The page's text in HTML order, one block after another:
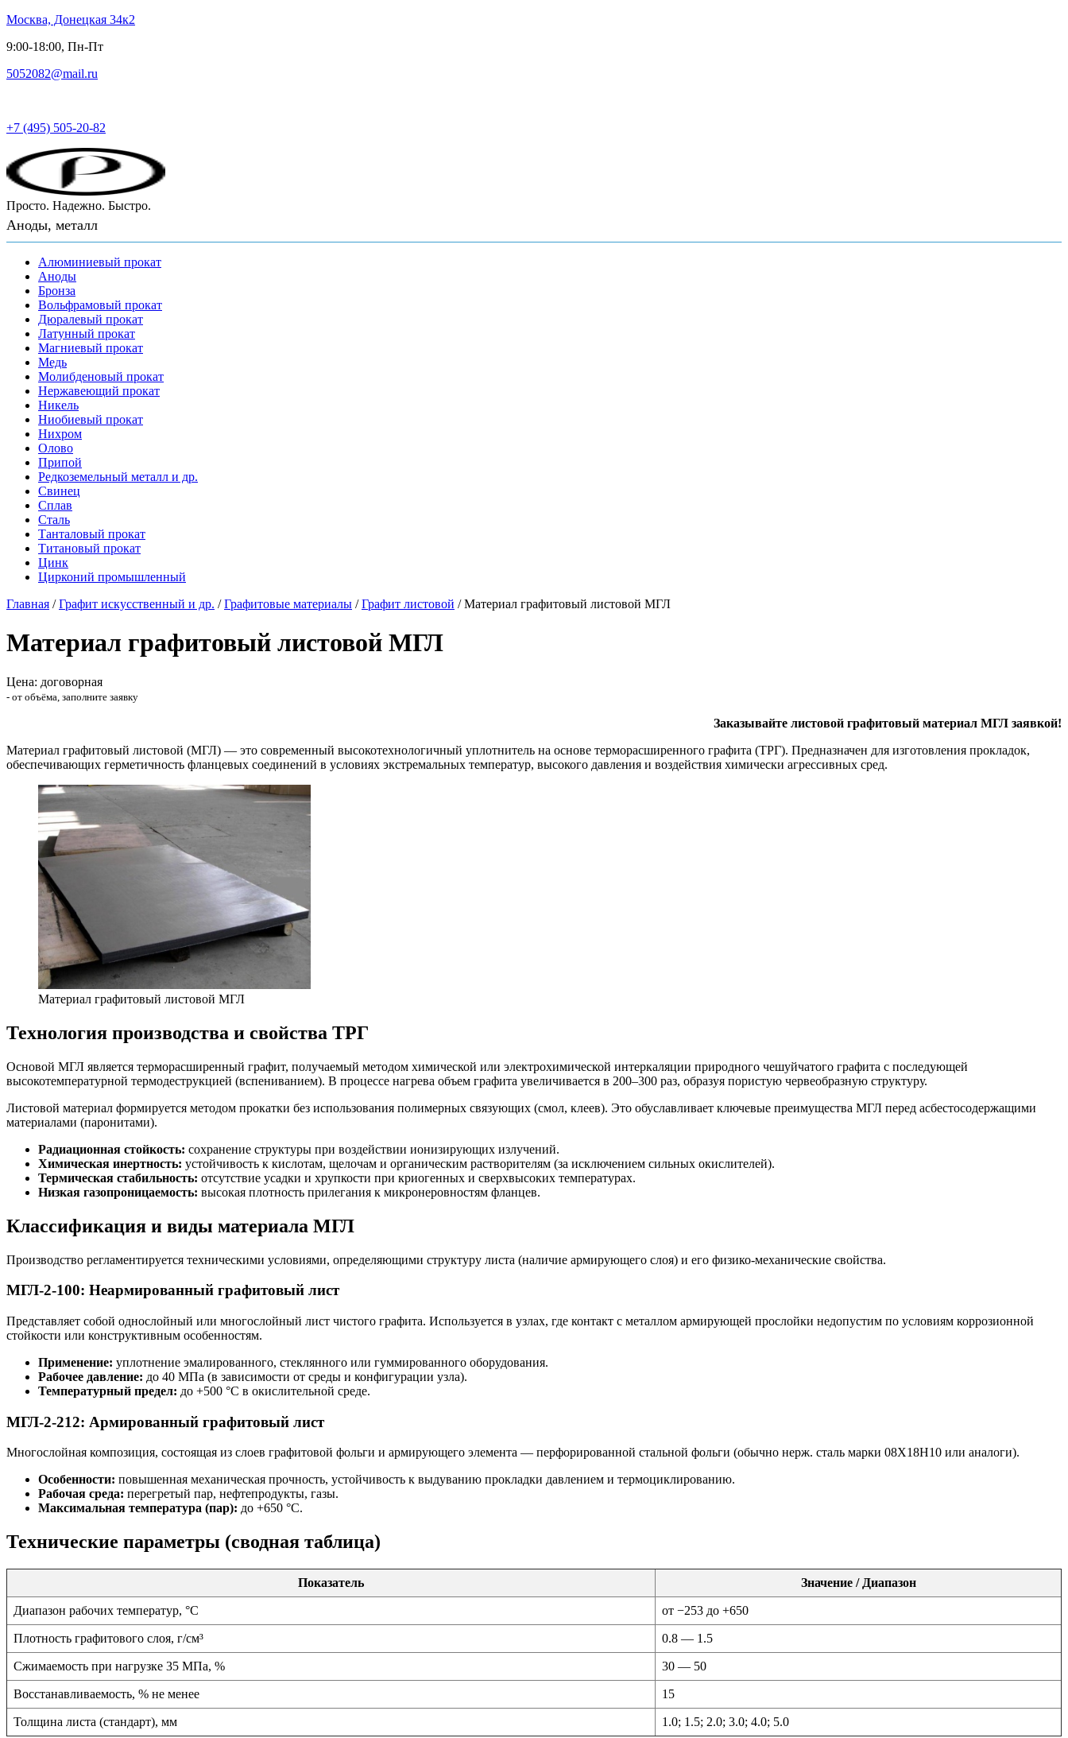
Москва, Донецкая 34к2
9:00-18:00, Пн-Пт
5052082@mail.ru
+7 (495) 505-20-82
Просто. Надежно. Быстро.
Аноды, металл
Алюминиевый прокат
Аноды
Бронза
Вольфрамовый прокат
Дюралевый прокат
Латунный прокат
Магниевый прокат
Медь
Молибденовый прокат
Нержавеющий прокат
Никель
Ниобиевый прокат
Нихром
Олово
Припой
Редкоземельный металл и др.
Свинец
Сплав
Сталь
Танталовый прокат
Титановый прокат
Цинк
Цирконий промышленный
Главная /Графит искусственный и др. /Графитовые материалы /Графит листовой /Материал графитовый листовой МГЛ
Материал графитовый листовой МГЛ
Цена: договорная
- от объёма, заполните заявку
Заказывайте листовой графитовый материал МГЛ заявкой!
Материал графитовый листовой (МГЛ) — это современный высокотехнологичный уплотнитель на основе терморасширенного графита (ТРГ). Предназначен для изготовления прокладок,
обеспечивающих герметичность фланцевых соединений в условиях экстремальных температур, высокого давления и воздействия химически агрессивных сред.
Материал графитовый листовой МГЛ
Технология производства и свойства ТРГ
Основой МГЛ является терморасширенный графит, получаемый методом химической или электрохимической интеркаляции природного чешуйчатого графита с последующей
высокотемпературной термодеструкцией (вспениванием). В процессе нагрева объем графита увеличивается в 200–300 раз, образуя пористую червеобразную структуру.
Листовой материал формируется методом прокатки без использования полимерных связующих (смол, клеев). Это обуславливает ключевые преимущества МГЛ перед асбестосодержащими
материалами (паронитами).
Радиационная стойкость: сохранение структуры при воздействии ионизирующих излучений.
Химическая инертность: устойчивость к кислотам, щелочам и органическим растворителям (за исключением сильных окислителей).
Термическая стабильность: отсутствие усадки и хрупкости при криогенных и сверхвысоких температурах.
Низкая газопроницаемость: высокая плотность прилегания к микронеровностям фланцев.
Классификация и виды материала МГЛ
Производство регламентируется техническими условиями, определяющими структуру листа (наличие армирующего слоя) и его физико-механические свойства.
МГЛ-2-100: Неармированный графитовый лист
Представляет собой однослойный или многослойный лист чистого графита. Используется в узлах, где контакт с металлом армирующей прослойки недопустим по условиям коррозионной
стойкости или конструктивным особенностям.
Применение: уплотнение эмалированного, стеклянного или гуммированного оборудования.
Рабочее давление: до 40 МПа (в зависимости от среды и конфигурации узла).
Температурный предел: до +500 °C в окислительной среде.
МГЛ-2-212: Армированный графитовый лист
Многослойная композиция, состоящая из слоев графитовой фольги и армирующего элемента — перфорированной стальной фольги (обычно нерж. сталь марки 08Х18Н10 или аналоги).
Особенности: повышенная механическая прочность, устойчивость к выдуванию прокладки давлением и термоциклированию.
Рабочая среда: перегретый пар, нефтепродукты, газы.
Максимальная температура (пар): до +650 °C.
Технические параметры (сводная таблица)
Показатель Значение / Диапазон
Диапазон рабочих температур, °C от −253 до +650
Плотность графитового слоя, г/см³ 0.8 — 1.5
Сжимаемость при нагрузке 35 МПа, % 30 — 50
Восстанавливаемость, % не менее 15
Толщина листа (стандарт), мм 1.0; 1.5; 2.0; 3.0; 4.0; 5.0